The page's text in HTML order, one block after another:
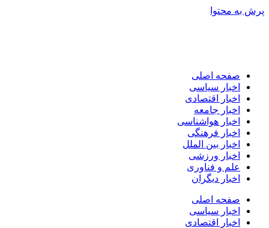
پرش به محتوا
صفحه اصلی
اخبار سیاسی
اخبار اقتصادی
اخبار جامعه
اخبار هواشناسی
اخبار فرهنگی
اخبار بین الملل
اخبار ورزشی
علم و فناوری
اخبار دیگران
صفحه اصلی
اخبار سیاسی
اخبار اقتصادی